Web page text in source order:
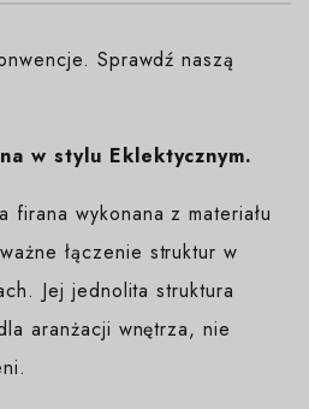
Sprawdź naszą
w stylu Eklektycznym.
wykonana z materiału
łączenie struktur w
Jej jednolita struktura
aranżacji wnętrza, nie